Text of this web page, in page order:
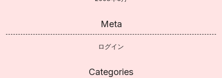
Meta
ログイン
Categories